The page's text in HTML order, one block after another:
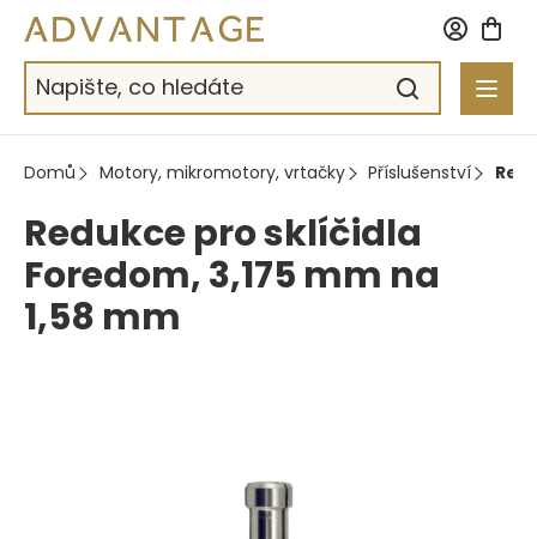
Přejít
obsah
Domů Motory, mikromotory, vrtačky Příslušenství
Redukce pro sklíčidla
Foredom, 3,175 mm na
1,58 mm